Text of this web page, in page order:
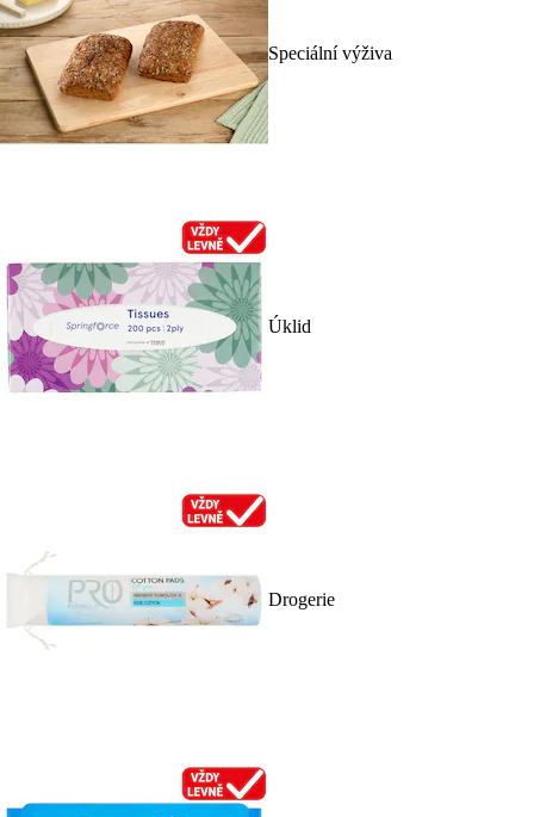
Speciální výživa
Úklid
Drogerie